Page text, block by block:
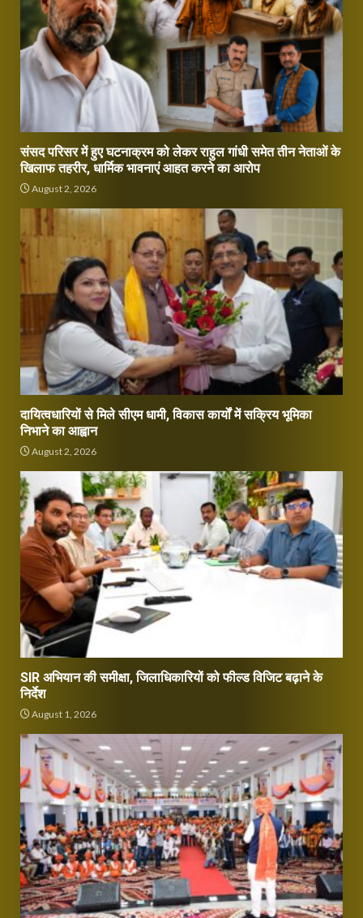
संसद परिसर में हुए घटनाक्रम को लेकर राहुल गांधी समेत तीन नेताओं के
खिलाफ तहरीर, धार्मिक भावनाएं आहत करने का आरोप
August 2, 2026
दायित्वधारियों से मिले सीएम धामी, विकास कार्यों में सक्रिय भूमिका
निभाने का आह्वान
August 2, 2026
SIR अभियान की समीक्षा, जिलाधिकारियों को फील्ड विजिट बढ़ाने के
निर्देश
August 1, 2026